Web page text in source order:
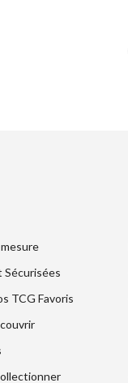
Sécurisées
TCG Favoris